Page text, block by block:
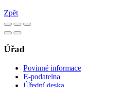
Zpět
Úřad
Povinné informace
E-podatelna
Úřední deska